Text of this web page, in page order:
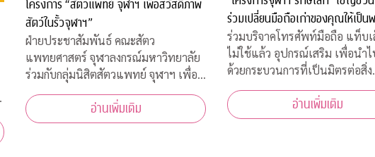
โครงการ “สัตวแพทย์ จุฬาฯ เพื่อสวัสดิภาพ
สัตว์ในรั้วจุฬาฯ”
ฝ่ายประชาสัมพันธ์ คณะสัตว
แพทยศาสตร์ จุฬาลงกรณ์มหาวิทยาลัย
ร่วมกับกลุ่มนิสิตสัตวแพทย์ จุฬาฯ เพื่อ
สวัสดิภาพสัตว์ ขอเชิญผู้สนใจเข้าร่วม
พิธีเปิด “โครงการ “สัตวแพทย์ จุฬาฯ
เพื่อสวัสดิภาพสัตว์ในรั้วจุฬาฯ” ในวัน
อ่านเพิ่มเติม
ร่วมเปลี่ยนมือถือเก่าของคุณให้เป็น
ร่วมบริจาคโทรศัพท์มือถือ แท็บ
ไม่ใช้แล้ว อุปกรณ์เสริม เพื่อนำไ
ด้วยกระบวนการที่เป็นมิตรต่อสิ่ง
แวดล้อม มือถือเก่า/แท็บเล็ต 1 เครื่อง
โครงการฯ และ TES มอบเงิน
ให้กับ "กองทุนภูมิคุ้มกันบำบัดมะ
อ่านเพิ่มเติม